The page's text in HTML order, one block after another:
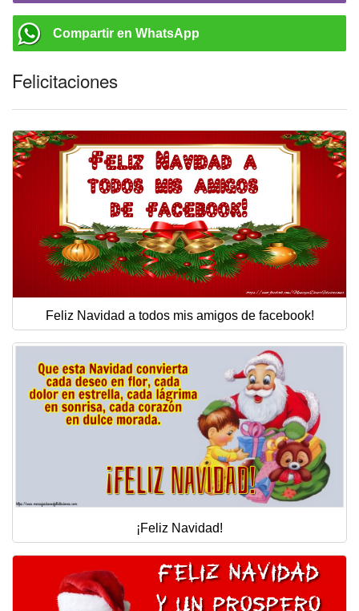
Compartir en WhatsApp
Felicitaciones
Feliz Navidad a todos mis amigos de facebook!
¡Feliz Navidad!